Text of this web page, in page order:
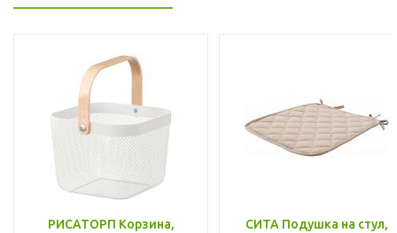
РИСАТОРП Корзина,
СИТА Подушка на стул,